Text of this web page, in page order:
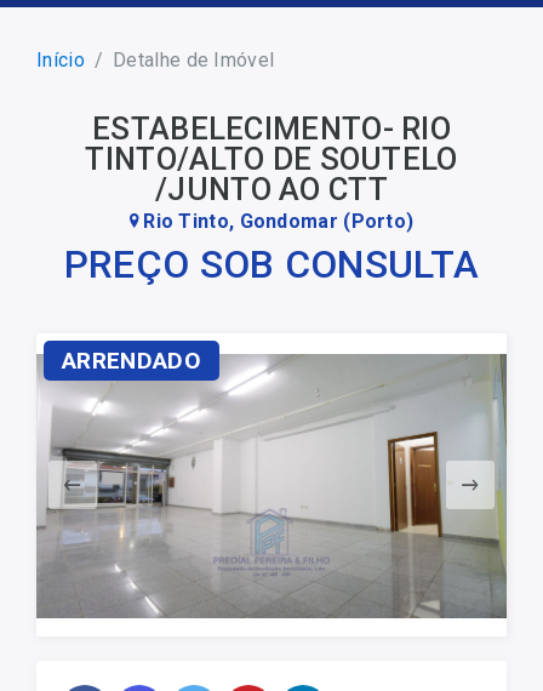
Início Detalhe de Imóvel
ESTABELECIMENTO- RIO
TINTO/ALTO DE SOUTELO
/JUNTO AO CTT
Rio Tinto, Gondomar (Porto)
PREÇO SOB CONSULTA
ARRENDADO